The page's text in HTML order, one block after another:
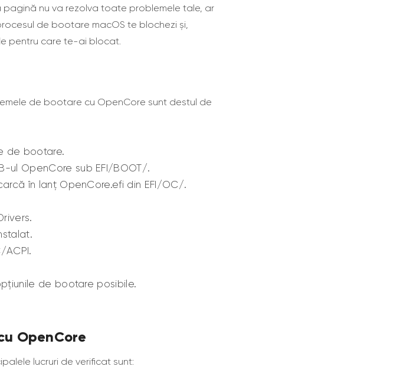
nu va rezolva toate problemele tale, ar
de bootare macOS te blochezi și,
pentru care te-ai blocat.
de bootare cu OpenCore sunt destul de
de bootare.
ul OpenCore sub EFI/BOOT/.
în lanț OpenCore.efi din EFI/OC/.
ACPI.
de bootare posibile.
OpenCore
lucruri de verificat sunt: